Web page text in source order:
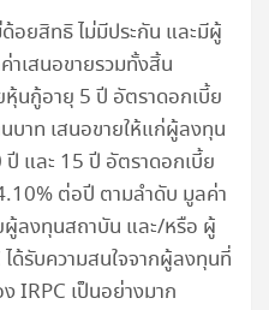
อยสิทธิ ไม่มีประกัน และมีผู้
เสนอขายรวมทั้งสิ้น
นกู้อายุ 5 ปี อัตราดอกเบี้ย
าท เสนอขายให้แก่ผู้ลงทุน
และ 15 ปี อัตราดอกเบี้ย
ต่อปี ตามลำดับ มูลค่า
ผู้ลงทุนสถาบัน และ/หรือ ผู้
ด้รับความสนใจจากผู้ลงทุนที่
IRPC เป็นอย่างมาก